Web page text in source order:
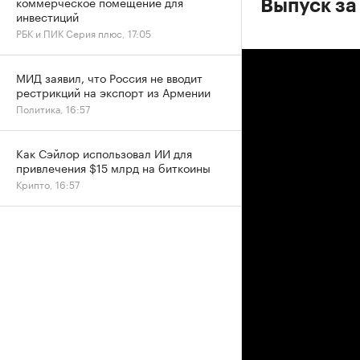
Выпуск
инвестиций
РБК и ПИК Серия плюс, 17:05
МИД заявил, что Россия не вводит
рестрикций на экспорт из Армении
Политика, 16:57
Как Сэйлор использовал ИИ для
привлечения $15 млрд на биткоины
Крипто, 16:57